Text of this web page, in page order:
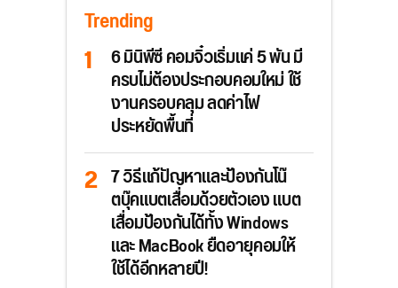
Trending
6 มินิพีซี คอมจิ๋วเริ่มแค่ 5 พัน มี
ครบไม่ต้องประกอบคอมใหม่ ใช้
งานครอบคลุม ลดค่าไฟ
ประหยัดพื้นที่
7 วิธีแก้ปัญหาและป้องกันโน๊
ตบุ๊คแบตเสื่อมด้วยตัวเอง แบต
เสื่อมป้องกันได้ทั้ง Windows
และ MacBook ยืดอายุคอมให้
ใช้ได้อีกหลายปี!